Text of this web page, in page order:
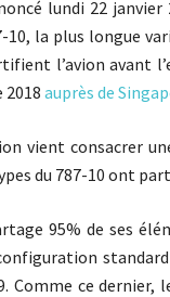
lundi 22
10, la plus longue
l’avion avant
2018 auprès de
vient consacrer
du 787-10 ont
95% de ses
Comme ce dernier,